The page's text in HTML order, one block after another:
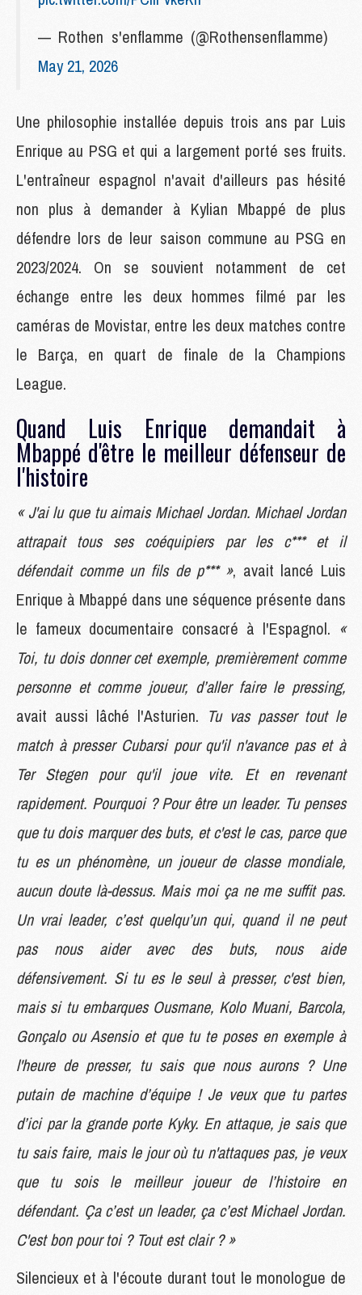
— Rothen s'enflamme (@Rothensenflamme)
May 21, 2026
Une philosophie installée depuis trois ans par Luis
Enrique au PSG et qui a largement porté ses fruits.
L'entraîneur espagnol n'avait d'ailleurs pas hésité
non plus à demander à Kylian Mbappé de plus
défendre lors de leur saison commune au PSG en
2023/2024. On se souvient notamment de cet
échange entre les deux hommes filmé par les
caméras de Movistar, entre les deux matches contre
le Barça, en quart de finale de la Champions
League.
Quand Luis Enrique demandait à
Mbappé d'être le meilleur défenseur de
l'histoire
« J'ai lu que tu aimais Michael Jordan. Michael Jordan
attrapait tous ses coéquipiers par les c*** et il
défendait comme un fils de p*** », avait lancé Luis
Enrique à Mbappé dans une séquence présente dans
le fameux documentaire consacré à l'Espagnol. «
Toi, tu dois donner cet exemple, premièrement comme
personne et comme joueur, d’aller faire le pressing,
avait aussi lâché l'Asturien. Tu vas passer tout le
match à presser Cubarsi pour qu'il n'avance pas et à
Ter Stegen pour qu'il joue vite. Et en revenant
rapidement. Pourquoi ? Pour être un leader. Tu penses
que tu dois marquer des buts, et c'est le cas, parce que
tu es un phénomène, un joueur de classe mondiale,
aucun doute là-dessus. Mais moi ça ne me suffit pas.
Un vrai leader, c’est quelqu’un qui, quand il ne peut
pas nous aider avec des buts, nous aide
défensivement. Si tu es le seul à presser, c'est bien,
mais si tu embarques Ousmane, Kolo Muani, Barcola,
Gonçalo ou Asensio et que tu te poses en exemple à
l'heure de presser, tu sais que nous aurons ? Une
putain de machine d’équipe ! Je veux que tu partes
d’ici par la grande porte Kyky. En attaque, je sais que
tu sais faire, mais le jour où tu n'attaques pas, je veux
que tu sois le meilleur joueur de l’histoire en
défendant. Ça c’est un leader, ça c’est Michael Jordan.
C'est bon pour toi ? Tout est clair ? »
Silencieux et à l'écoute durant tout le monologue de